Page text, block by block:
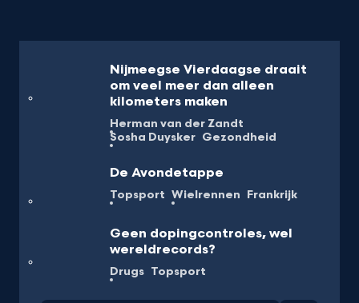
Nijmeegse Vierdaagse draait
om veel meer dan alleen
kilometers maken
Herman van der Zandt
Sosha Duysker Gezondheid
De Avondetappe
Topsport Wielrennen Frankrijk
Geen dopingcontroles, wel
wereldrecords?
Drugs Topsport